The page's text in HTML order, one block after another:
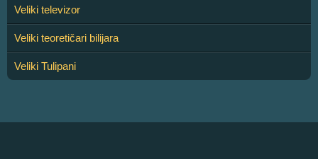
Veliki televizor
Veliki teoretičari bilijara
Veliki Tulipani